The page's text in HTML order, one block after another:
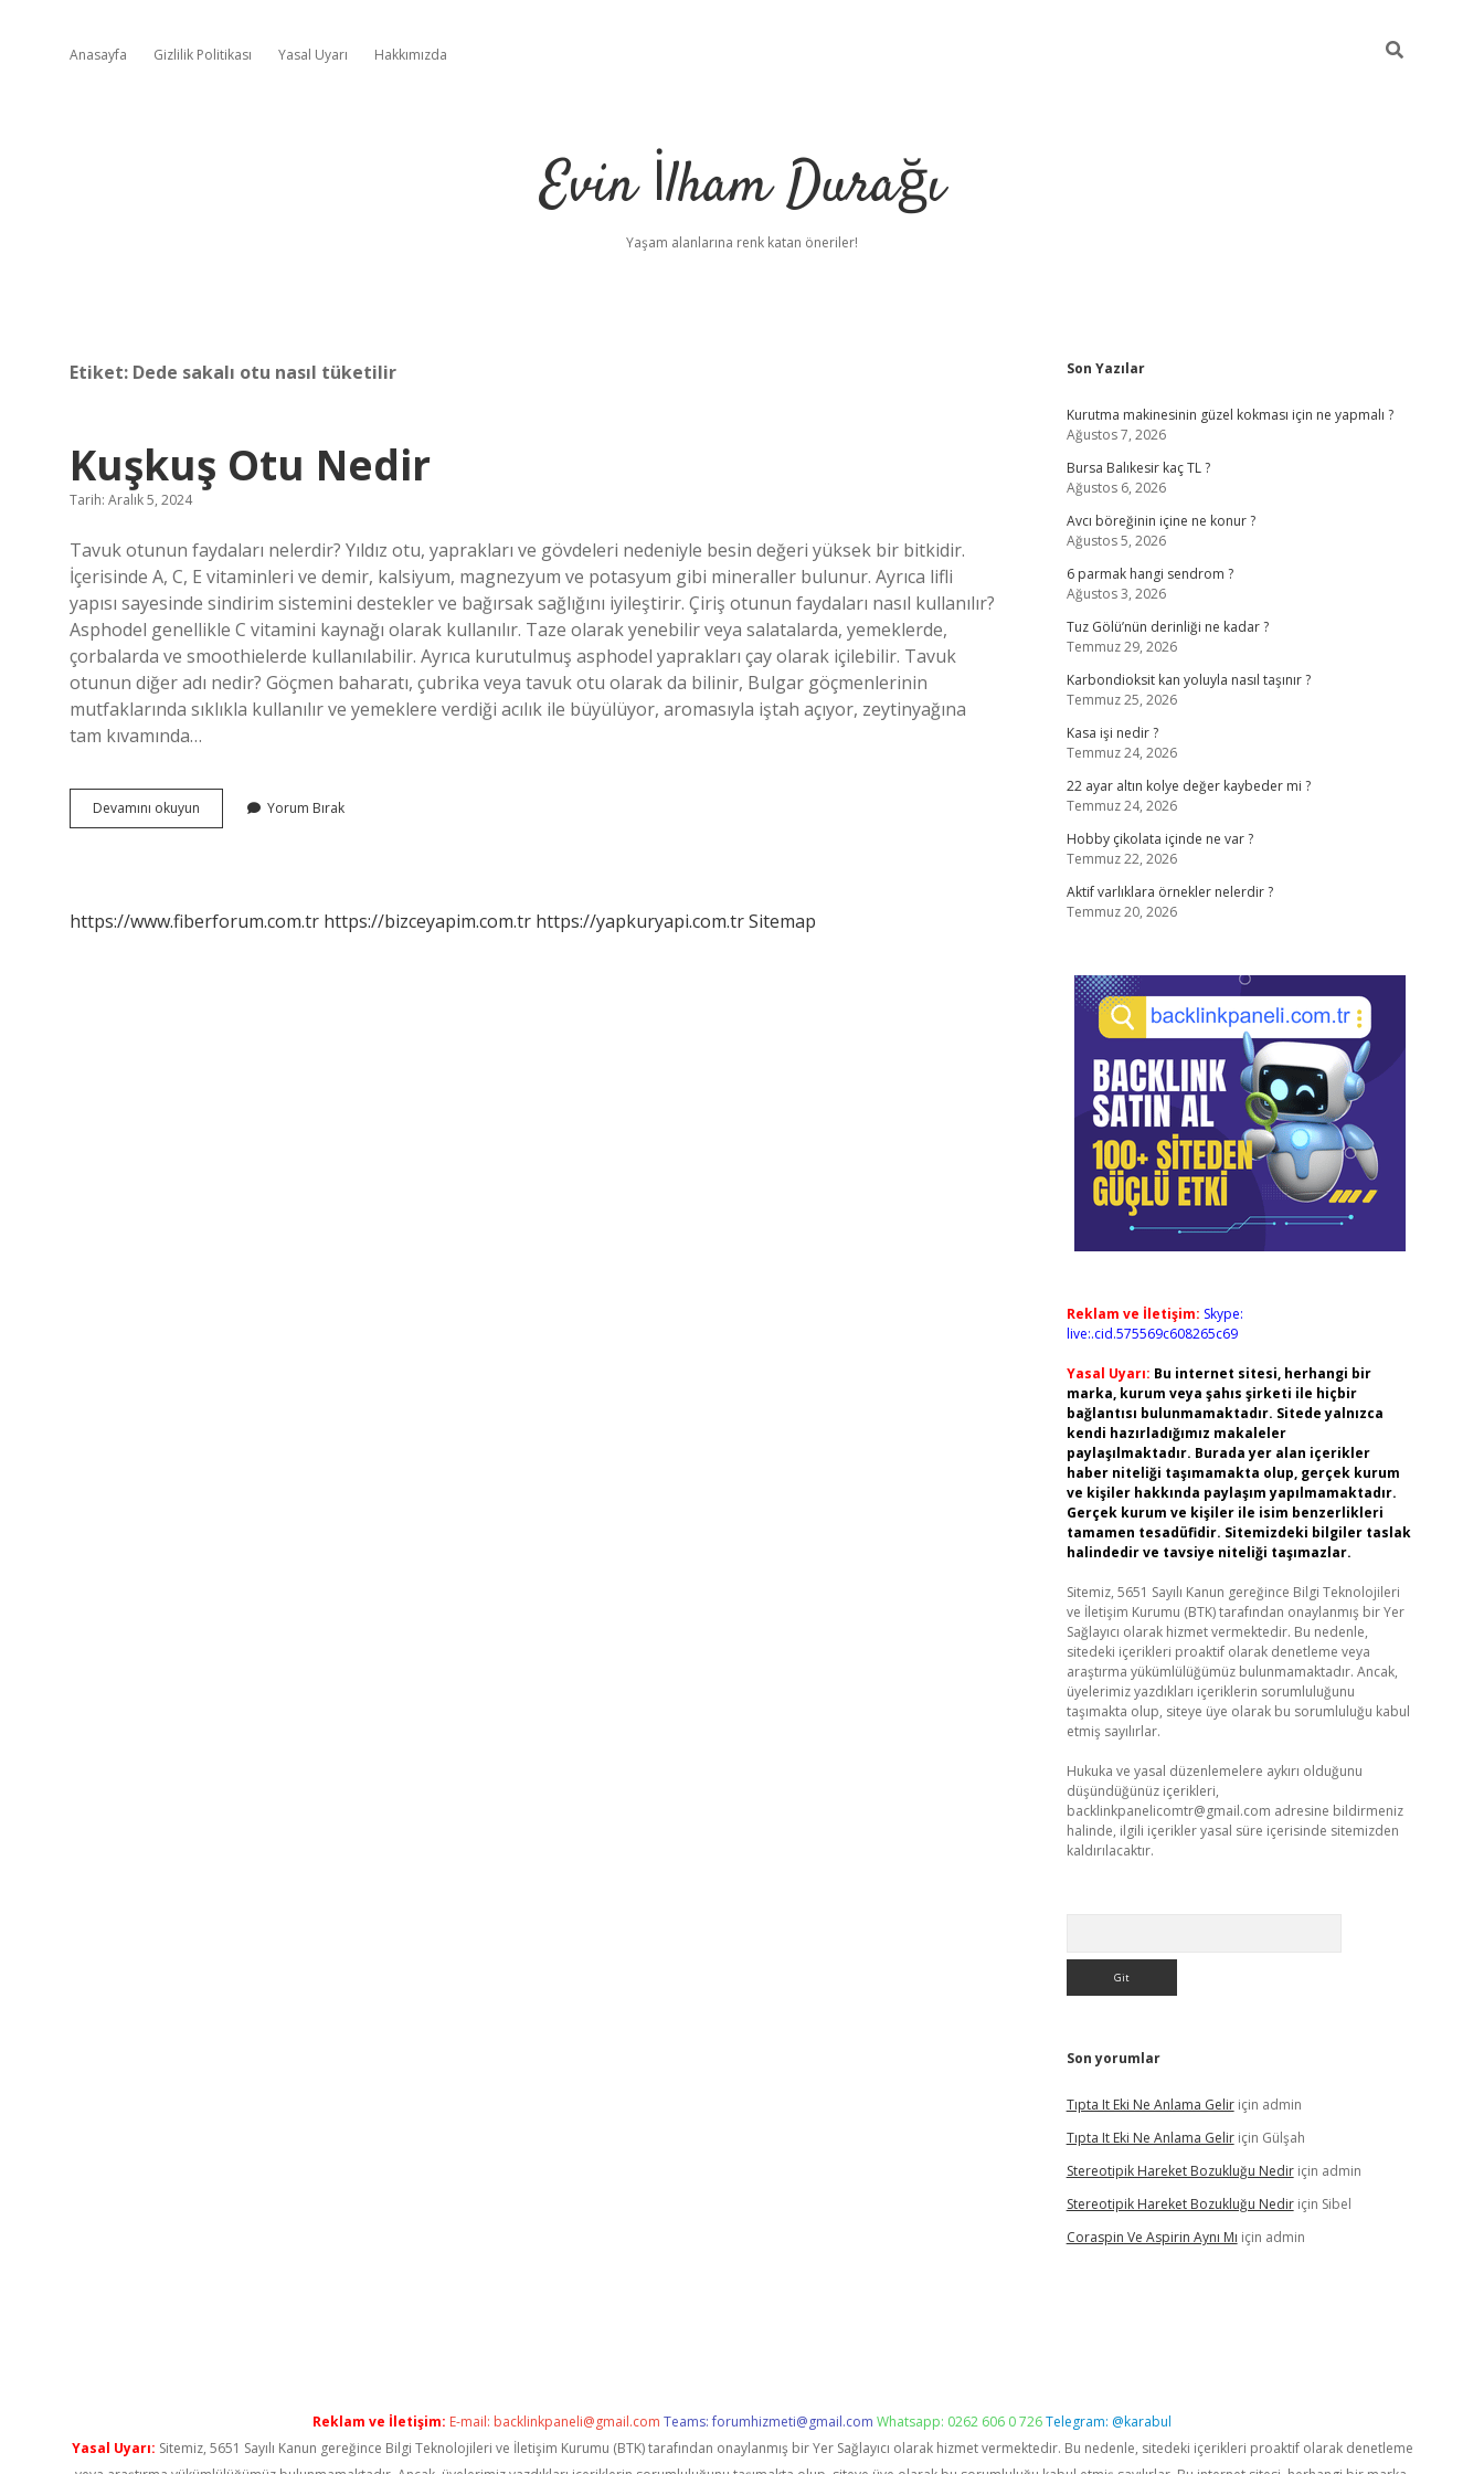
Anasayfa Gizlilik Politikası Yasal Uyarı Hakkımızda
Evin İlham Durağı
Yaşam alanlarına renk katan öneriler!
Etiket: Dede sakalı otu nasıl tüketilir
Kuşkuş Otu Nedir
Tarih: Aralık 5, 2024
Tavuk otunun faydaları nelerdir? Yıldız otu, yaprakları ve gövdeleri nedeniyle besin değeri yüksek bir bitkidir.
İçerisinde A, C, E vitaminleri ve demir, kalsiyum, magnezyum ve potasyum gibi mineraller bulunur. Ayrıca lifli
yapısı sayesinde sindirim sistemini destekler ve bağırsak sağlığını iyileştirir. Çiriş otunun faydaları nasıl kullanılır?
Asphodel genellikle C vitamini kaynağı olarak kullanılır. Taze olarak yenebilir veya salatalarda, yemeklerde,
çorbalarda ve smoothielerde kullanılabilir. Ayrıca kurutulmuş asphodel yaprakları çay olarak içilebilir. Tavuk
otunun diğer adı nedir? Göçmen baharatı, çubrika veya tavuk otu olarak da bilinir, Bulgar göçmenlerinin
mutfaklarında sıklıkla kullanılır ve yemeklere verdiği acılık ile büyülüyor, aromasıyla iştah açıyor, zeytinyağına
tam kıvamında…
Devamını okuyun
Otu
Yorum Bırak
https://www.fiberforum.com.tr https://bizceyapim.com.tr https://yapkuryapi.com.trSitemap
Sidebar
Son Yazılar
Kurutma makinesinin güzel kokması için ne yapmalı ?
Ağustos 7, 2026
Bursa Balıkesir kaç TL ?
Ağustos 6, 2026
Avcı böreğinin içine ne konur ?
Ağustos 5, 2026
6 parmak hangi sendrom ?
Ağustos 3, 2026
Tuz Gölü’nün derinliği ne kadar ?
Temmuz 29, 2026
Karbondioksit kan yoluyla nasıl taşınır ?
Temmuz 25, 2026
Kasa işi nedir ?
Temmuz 24, 2026
22 ayar altın kolye değer kaybeder mi ?
Temmuz 24, 2026
Hobby çikolata içinde ne var ?
Temmuz 22, 2026
Aktif varlıklara örnekler nelerdir ?
Temmuz 20, 2026
Reklam ve İletişim: Skype:
live:.cid.575569c608265c69
Yasal Uyarı: Bu internet sitesi, herhangi bir
marka, kurum veya şahıs şirketi ile hiçbir
bağlantısı bulunmamaktadır. Sitede yalnızca
kendi hazırladığımız makaleler
paylaşılmaktadır. Burada yer alan içerikler
haber niteliği taşımamakta olup, gerçek kurum
ve kişiler hakkında paylaşım yapılmamaktadır.
Gerçek kurum ve kişiler ile isim benzerlikleri
tamamen tesadüfidir. Sitemizdeki bilgiler taslak
halindedir ve tavsiye niteliği taşımazlar.
Sitemiz, 5651 Sayılı Kanun gereğince Bilgi Teknolojileri
ve İletişim Kurumu (BTK) tarafından onaylanmış bir Yer
Sağlayıcı olarak hizmet vermektedir. Bu nedenle,
sitedeki içerikleri proaktif olarak denetleme veya
araştırma yükümlülüğümüz bulunmamaktadır. Ancak,
üyelerimiz yazdıkları içeriklerin sorumluluğunu
taşımakta olup, siteye üye olarak bu sorumluluğu kabul
etmiş sayılırlar.
Hukuka ve yasal düzenlemelere aykırı olduğunu
düşündüğünüz içerikleri,
backlinkpanelicomtr@gmail.com adresine bildirmeniz
halinde, ilgili içerikler yasal süre içerisinde sitemizden
kaldırılacaktır.
Son yorumlar
Tıpta It Eki Ne Anlama Geliriçin admin
Tıpta It Eki Ne Anlama Geliriçin Gülşah
Stereotipik Hareket Bozukluğu Nediriçin admin
Stereotipik Hareket Bozukluğu Nediriçin Sibel
Coraspin Ve Aspirin Aynı Mı için admin
Reklam ve İletişim: E-mail: backlinkpaneli@gmail.com Teams:forumhizmeti@gmail.com Whatsapp: 0262 606 0 726Telegram: @karabul
Yasal Uyarı: Sitemiz, 5651 Sayılı Kanun gereğince Bilgi Teknolojileri ve İletişim Kurumu (BTK) tarafından onaylanmış bir Yer Sağlayıcı olarak hizmet vermektedir. Bu nedenle, sitedeki içerikleri proaktif olarak denetleme